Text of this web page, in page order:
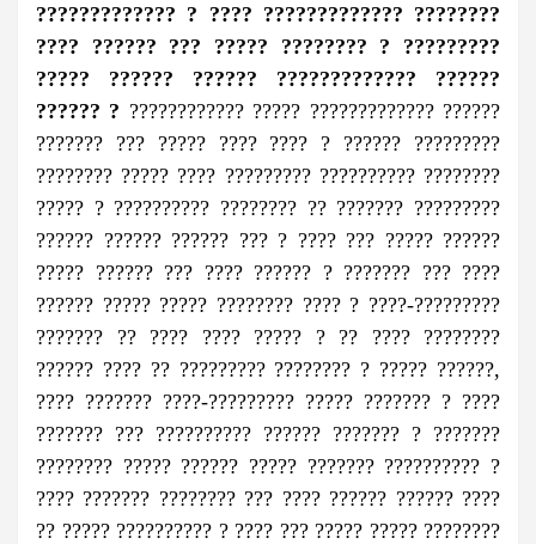
????????????? ? ???? ????????????? ????????
???? ?????? ??? ????? ???????? ? ?????????
????? ?????? ?????? ????????????? ??????
?????? ? ???????????? ????? ????????????? ??????
??????? ??? ????? ???? ???? ? ?????? ?????????
???????? ????? ???? ????????? ?????????? ????????
????? ? ?????????? ???????? ?? ??????? ?????????
?????? ?????? ?????? ??? ? ???? ??? ????? ??????
????? ?????? ??? ???? ?????? ? ??????? ??? ????
?????? ????? ????? ???????? ???? ? ????-?????????
??????? ?? ???? ???? ????? ? ?? ???? ????????
?????? ???? ?? ????????? ???????? ? ????? ??????,
???? ??????? ????-????????? ????? ??????? ? ????
??????? ??? ?????????? ?????? ??????? ? ???????
???????? ????? ?????? ????? ??????? ?????????? ?
???? ??????? ???????? ??? ???? ?????? ?????? ????
?? ????? ?????????? ? ???? ??? ????? ????? ????????